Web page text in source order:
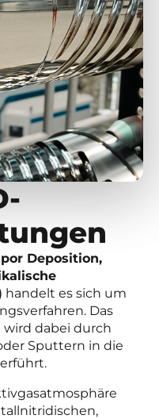
Deposition,
handelt es sich um
Das
dabei durch
Sputtern in die
,